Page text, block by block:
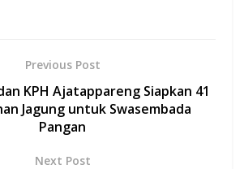
er l
Previous Post
KPH Ajatappareng Siapkan 41
Jagung untuk Swasembada
Pangan
Next Post